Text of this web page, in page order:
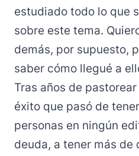
estudiado todo lo que
sobre este tema.
demás, por supuesto,
saber cómo llegué a
Tras años de
éxito que pasó de
personas en ningún
deuda, a tener más de